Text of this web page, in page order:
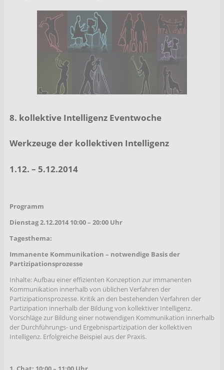
8. kollektive Intelligenz Eventwoche
Werkzeuge der kollektiven Intelligenz
1.12. – 5.12.2014
Programm
Dienstag 2.12.2014 10:00 – 20:00 Uhr
Tagesthema:
Immanente Kommunikation – notwendige Basis der
Partizipationsprozesse
Inhalte: Aufbau einer effizienten Konzeption zur immanenten
Kommunikation innerhalb von üblichen Verfahren der
Partizipationsprozesse. Kritik an den bestehenden Verfahren der
Partizipation innerhalb der Bildung von kollektiver Intelligenz.
Vorschläge zur Bildung einer notwendigen Kommunikation innerhalb
der Durchführungs- und Ergebnispartizipation der kollektiven
Intelligenz. Erfolgreiche Beispiel aus der Praxis.